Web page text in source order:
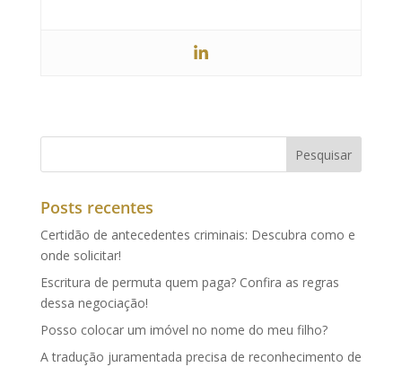
Posts recentes
Certidão de antecedentes criminais: Descubra como e
onde solicitar!
Escritura de permuta quem paga? Confira as regras
dessa negociação!
Posso colocar um imóvel no nome do meu filho?
A tradução juramentada precisa de reconhecimento de